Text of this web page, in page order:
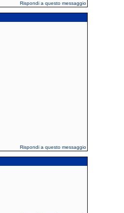
Rispondi a questo messaggio
Rispondi a questo messaggio